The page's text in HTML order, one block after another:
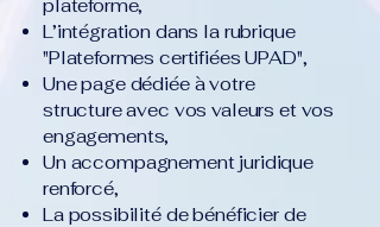
plateforme,
L’intégration dans la rubrique
"Plateformes certifiées UPAD",
Une page dédiée à votre
structure avec vos valeurs et vos
engagements,
Un accompagnement juridique
renforcé,
La possibilité de bénéficier de